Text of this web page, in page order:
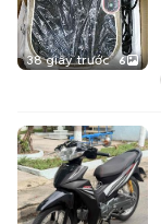
38 giây trước 6